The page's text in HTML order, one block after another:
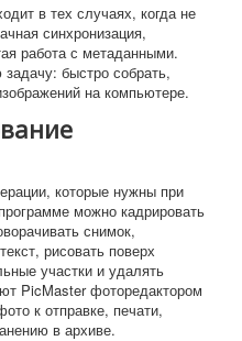
в тех случаях, когда не
синхронизация,
работа с метаданными.
быстро собрать,
на компьютере.
которые нужны при
можно кадрировать
снимок,
рисовать поверх
участки и удалять
PicMaster фоторедактором
к отправке, печати,
в архиве.